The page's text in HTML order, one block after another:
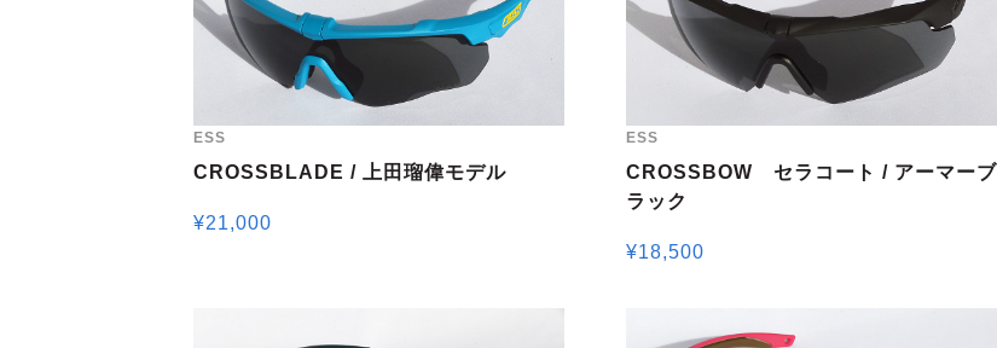
ESS
CROSSBLADE / 上田瑠偉モデル
¥21,000
ESS
CROSSBOW セラコート / アーマーブ
ラック
¥18,500